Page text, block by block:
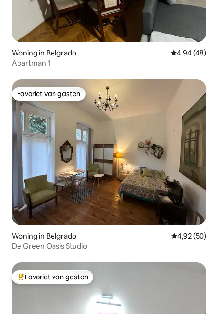
Woning in Belgrado Gemiddelde
4,94 (48)
Apartman 1
Favoriet van gasten
Favoriet van gasten
Woning in Belgrado Gemiddelde
4,92 (50)
De Green Oasis Studio
Topfavoriet van gasten
Favoriet van gasten